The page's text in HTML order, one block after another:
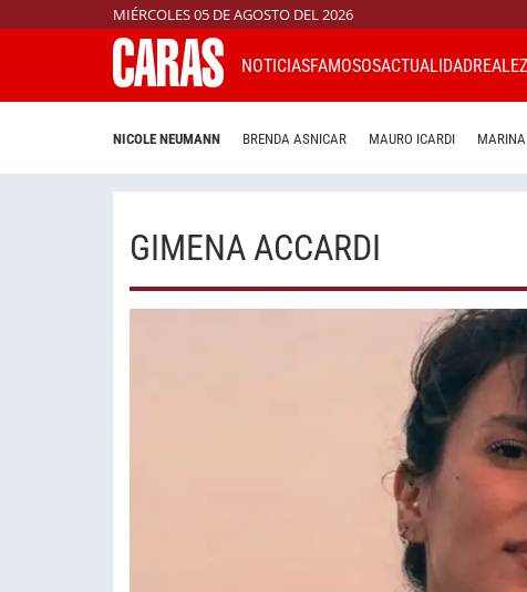
MIÉRCOLES 05 DE AGOSTO DEL 2026
NOTICIASFAMOSOSACTUALIDAD
NICOLE NEUMANN BRENDA ASNICAR MAURO ICARDI
GIMENA ACCARDI